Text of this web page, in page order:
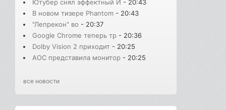
Ютубер снял эффектный И - 20:43
В новом тизере Phantom - 20:43
"Лепрекон" во - 20:37
Google Chrome теперь тр - 20:36
Dolby Vision 2 приходит - 20:25
AOC представила монитор - 20:25
все новости